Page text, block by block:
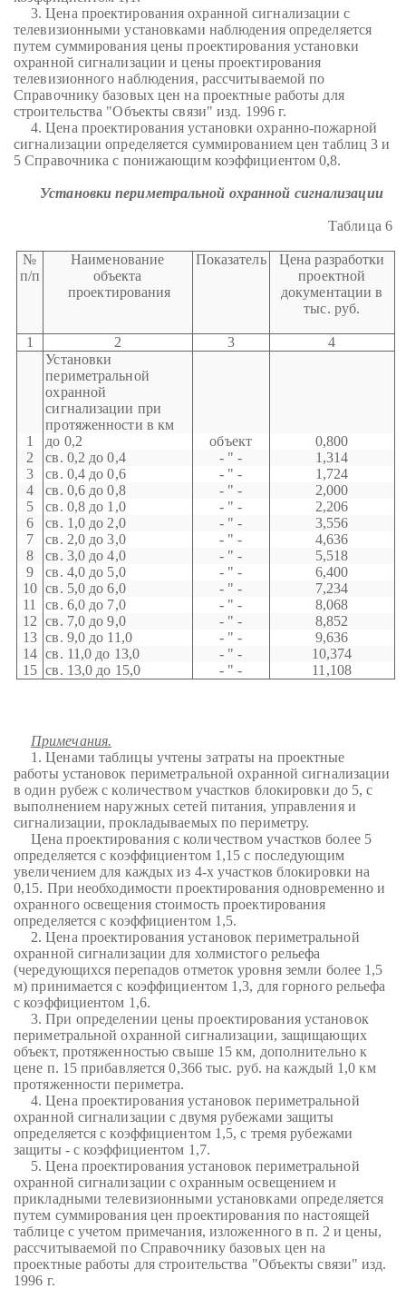
3. Цена проектирования охранной сигнализации с
телевизионными установками наблюдения определяется
путем суммирования цены проектирования установки
охранной сигнализации и цены проектирования
телевизионного наблюдения, рассчитываемой по
Справочнику базовых цен на проектные работы для
строительства "Объекты связи" изд. 1996 г.
4. Цена проектирования установки охранно-пожарной
сигнализации определяется суммированием цен таблиц 3 и
5 Справочника с понижающим коэффициентом 0,8.
Установки периметральной охранной сигнализации
Таблица 6
№
п/п
Наименование
объекта
проектирования
Показатель
Цена разработки
проектной
документации в
тыс. руб.
1 2 3
4
Установки
периметральной
охранной
сигнализации при
протяженности в км
1
до 0,2 объект
0,800
2
св. 0,2 до 0,4 - " -
1,314
3
св. 0,4 до 0,6 - " -
1,724
4
св. 0,6 до 0,8 - " -
2,000
5
св. 0,8 до 1,0 - " -
2,206
6
св. 1,0 до 2,0 - " -
3,556
7
св. 2,0 до 3,0 - " -
4,636
8
св. 3,0 до 4,0 - " -
5,518
9
св. 4,0 до 5,0 - " -
6,400
10 св. 5,0 до 6,0 - " -
7,234
11
св. 6,0 до 7,0 - " -
8,068
12
св. 7,0 до 9,0 - " -
8,852
13 св. 9,0 до 11,0 - " -
9,636
14 св. 11,0 до 13,0 - " -
10,374
15 св. 13,0 до 15,0 - " - 11,108
Примечания.
1. Ценами таблицы учтены затраты на проектные
работы установок периметральной охранной сигнализации
в один рубеж с количеством участков блокировки до 5, с
выполнением наружных сетей питания, управления и
сигнализации, прокладываемых по периметру.
Цена проектирования с количеством участков более 5
определяется с коэффициентом 1,15 с последующим
увеличением для каждых из 4-х участков блокировки на
0,15. При необходимости проектирования одновременно и
охранного освещения стоимость проектирования
определяется с коэффициентом 1,5.
2. Цена проектирования установок периметральной
охранной сигнализации для холмистого рельефа
(чередующихся перепадов отметок уровня земли более 1,5
м) принимается с коэффициентом 1,3, для горного рельефа
с коэффициентом 1,6.
3. При определении цены проектирования установок
периметральной охранной сигнализации, защищающих
объект, протяженностью свыше 15 км, дополнительно к
цене п. 15 прибавляется 0,366 тыс. руб. на каждый 1,0 км
протяженности периметра.
4. Цена проектирования установок периметральной
охранной сигнализации с двумя рубежами защиты
определяется с коэффициентом 1,5, с тремя рубежами
защиты - с коэффициентом 1,7.
5. Цена проектирования установок периметральной
охранной сигнализации с охранным освещением и
прикладными телевизионными установками определяется
путем суммирования цен проектирования по настоящей
таблице с учетом примечания, изложенного в п. 2 и цены,
рассчитываемой по Справочнику базовых цен на
проектные работы для строительства "Объекты связи" изд.
1996 г.